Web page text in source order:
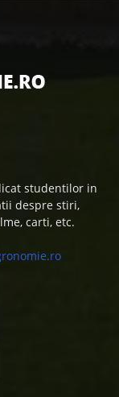
studentilor in
despre stiri,
carti, etc.